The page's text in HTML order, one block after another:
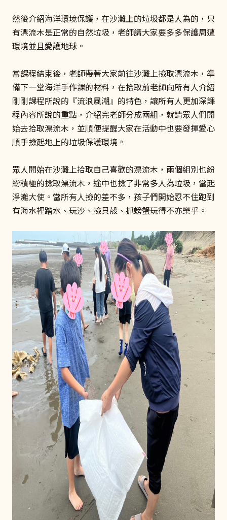
然後介紹海洋環境保護，在沙灘上的垃圾都是人為的，只
有漂流木是正常的自然垃圾，老師請大家要多多保護周遭
環境並且愛護地球。
當課程結束後，老師帶著大家前往沙灘上撿取漂流木，準
備下一堂海洋手作課的材料，在拾取前老師向所有人介紹
剛剛課程所說的『流浪風潮』的特色，讓所有人更加深課
程內容所說的重點，介紹完老師分成兩組，就請眾人們開
始去拾取漂流木，並順便提醒大家在活動中也要發揮愛心
順手撿起地上的垃圾保護環境。
眾人開始在沙灘上拾取自己喜歡的漂流木，兩個組別也紛
紛積極的撿取漂流木，途中也撿了非常多人為垃圾，當起
淨灘大使。當所有人撿的差不多，孩子們開始忍不住跑到
有海水裡踏水、玩沙、撿貝殼、抓螃蟹玩得不亦樂乎。